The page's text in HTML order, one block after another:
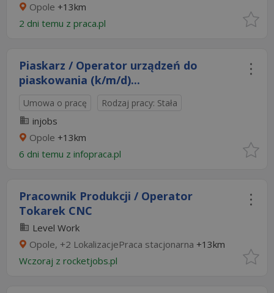
Opole +13km
2 dni temu z praca.pl
Piaskarz / Operator urządzeń do
piaskowania (k/m/d)...
Umowa o pracę Rodzaj pracy: Stała
injobs
Opole +13km
6 dni temu z infopraca.pl
Pracownik Produkcji / Operator
Tokarek CNC
Level Work
Opole, +2 LokalizacjePraca stacjonarna +13km
Wczoraj z rocketjobs.pl